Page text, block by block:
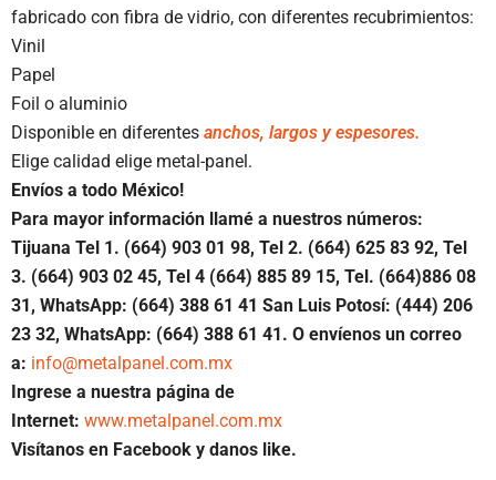
fabricado con fibra de vidrio, con diferentes recubrimientos:
Vinil
Papel
Foil o aluminio
Disponible en diferentes anchos, largos y espesores.
Elige calidad elige metal-panel.
Envíos a todo México!
Para mayor información llamé a nuestros números:
Tijuana Tel 1. (664) 903 01 98, Tel 2. (664) 625 83 92, Tel
3. (664) 903 02 45, Tel 4 (664) 885 89 15, Tel. (664)886 08
31, WhatsApp: (664) 388 61 41 San Luis Potosí: (444) 206
23 32, WhatsApp: (664) 388 61 41. O envíenos un correo
a: info@metalpanel.com.mx
Ingrese a nuestra página de
Internet: www.metalpanel.com.mx
Visítanos en Facebook y danos like.